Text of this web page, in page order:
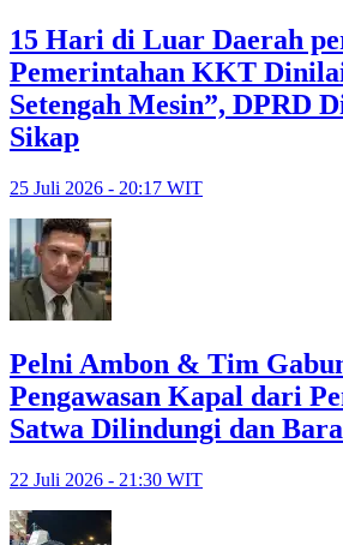
15 Hari di Luar Daerah
Pemerintahan KKT
Setengah Mesin”, DPRD
Sikap
25 Juli 2026 - 20:17 WIT
Pelni Ambon & Tim
Pengawasan Kapal dari
Satwa Dilindungi dan
22 Juli 2026 - 21:30 WIT